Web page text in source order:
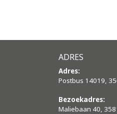
ADRES
Adres:
Postbus 14019,
Bezoekadres:
Maliebaan 40,